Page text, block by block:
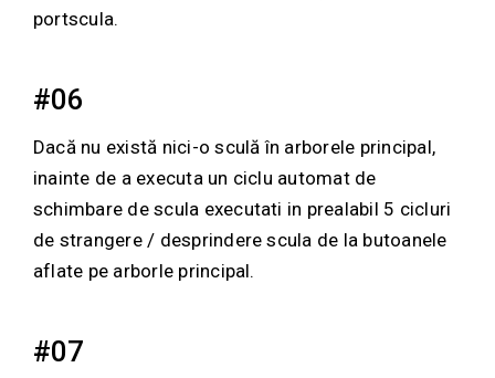
portscula.
#06
Dacă nu există nici-o sculă în arborele principal,
inainte de a executa un ciclu automat de
schimbare de scula executati in prealabil 5 cicluri
de strangere / desprindere scula de la butoanele
aflate pe arborle principal.
#07